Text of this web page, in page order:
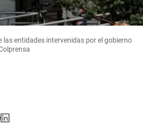
las entidades intervenidas por el gobierno